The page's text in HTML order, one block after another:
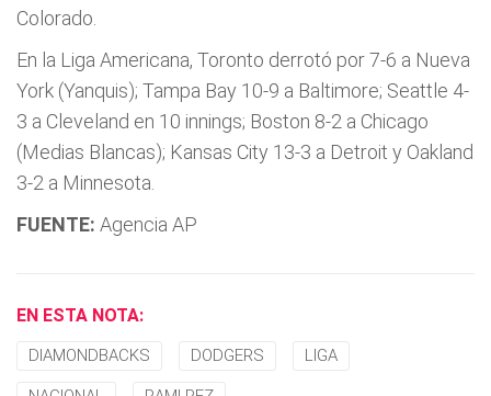
Colorado.
En la Liga Americana, Toronto derrotó por 7-6 a Nueva
York (Yanquis); Tampa Bay 10-9 a Baltimore; Seattle 4-
3 a Cleveland en 10 innings; Boston 8-2 a Chicago
(Medias Blancas); Kansas City 13-3 a Detroit y Oakland
3-2 a Minnesota.
FUENTE: Agencia AP
EN ESTA NOTA:
DIAMONDBACKS DODGERS LIGA